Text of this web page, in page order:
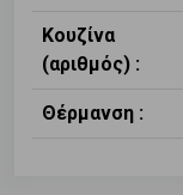
Κουζίνα
(αριθμός) :
Θέρμανση :